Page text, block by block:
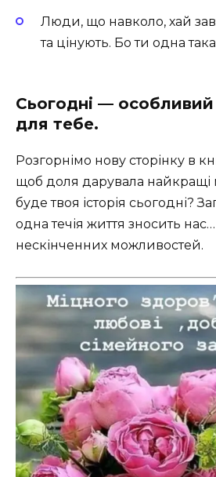
Люди, що навколо, хай
та цінують. Бо ти одна
Сьогодні — особливий
для тебе.
Розгорнімо нову сторінку в
щоб доля дарувала
буде твоя історія сьогодні?
одна течія життя зносить
нескінченних можливостей.